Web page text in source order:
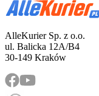
AlleKurier Sp. z o.o.
ul. Balicka 12A/B4
30-149 Kraków